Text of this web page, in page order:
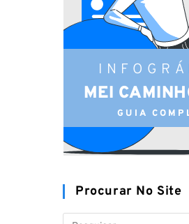
MEI
GUIA
Procurar No Site